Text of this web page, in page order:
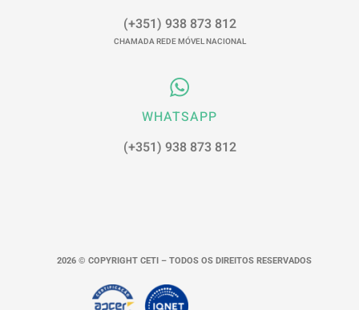
(+351) 938 873 812
CHAMADA REDE MÓVEL NACIONAL
WHATSAPP
(+351) 938 873 812
2026 © COPYRIGHT CETI – TODOS OS DIREITOS RESERVADOS